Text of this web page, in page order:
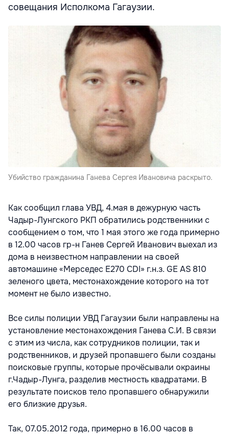
совещания Исполкома Гагаузии.
Убийство гражданина Ганева Сергея Ивановича раскрыто.
Как сообщил глава УВД, 4.мая в дежурную часть
Чадыр-Лунгского РКП обратились родственники с
сообщением о том, что 1 мая этого же года примерно
в 12.00 часов гр-н Ганев Сергей Иванович выехал из
дома в неизвестном направлении на своей
автомашине «Мерседес Е270 CDI» г.н.з. GE AS 810
зеленого цвета, местонахождение которого на тот
момент не было известно.
Все силы полиции УВД Гагаузии были направлены на
установление местонахождения Ганева С.И. В связи
с этим из числа, как сотрудников полиции, так и
родственников, и друзей пропавшего были созданы
поисковые группы, которые прочёсывали окраины
г.Чадыр-Лунга, разделив местность квадратами. В
результате поисков тело пропавшего обнаружили
его близкие друзья.
Так, 07.05.2012 года, примерно в 16.00 часов в